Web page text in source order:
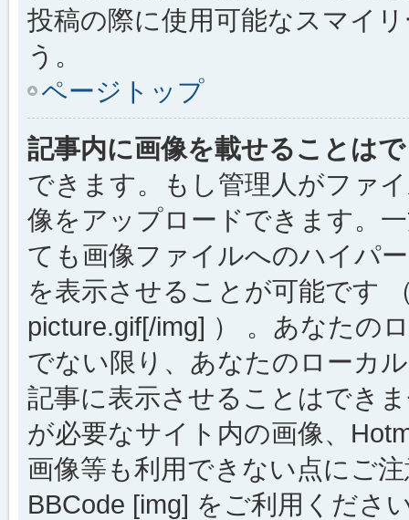
投稿の際に使用可能なスマイ
う。
ページトップ
記事内に画像を載せることは
できます。もし管理人がファ
像をアップロードできます。
ても画像ファイルへのハイパ
を表示させることが可能です
picture.gif[/img] ） 。あなたの
でない限り、あなたのローカ
記事に表示させることはでき
が必要なサイト内の画像、
画像等も利用できない点にご
BBCode [img] をご利用くださ